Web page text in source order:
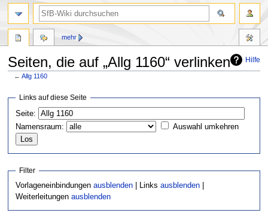
Hilfe
Seiten, die auf „Allg 1160“ verlinken
←Allg 1160
springen
springen
Links auf diese Seite
Seite:
Namensraum:
Auswahl umkehren
Filter
Vorlageneinbindungenausblenden | Linksausblenden
Weiterleitungenausblenden
mehr